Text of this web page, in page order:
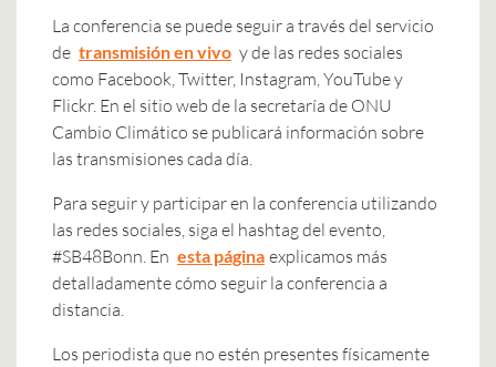
La conferencia se puede seguir a través del servicio
de transmisión en vivo y de las redes sociales
como Facebook, Twitter, Instagram, YouTube y
Flickr. En el sitio web de la secretaría de ONU
Cambio Climático se publicará información sobre
las transmisiones cada día.
Para seguir y participar en la conferencia utilizando
las redes sociales, siga el hashtag del evento,
#SB48Bonn. En esta página explicamos más
detalladamente cómo seguir la conferencia a
distancia.
Los periodista que no estén presentes físicamente